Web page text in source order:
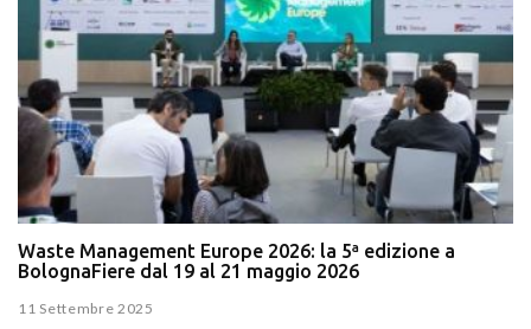
Waste Management Europe 2026: la 5ª edizione a
BolognaFiere dal 19 al 21 maggio 2026
11 Settembre 2025